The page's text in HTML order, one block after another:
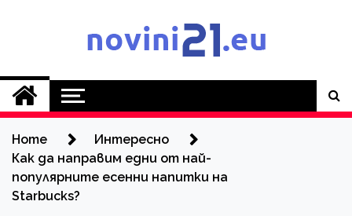
Novini21.EU
Home
Интересно
Как да направим едни от най-
популярните есенни напитки на
Starbucks?